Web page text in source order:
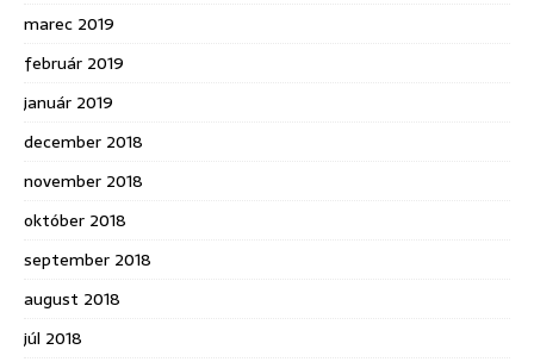
marec 2019
február 2019
január 2019
december 2018
november 2018
október 2018
september 2018
august 2018
júl 2018